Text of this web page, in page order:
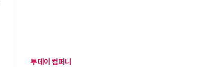
투데이 컴퍼니